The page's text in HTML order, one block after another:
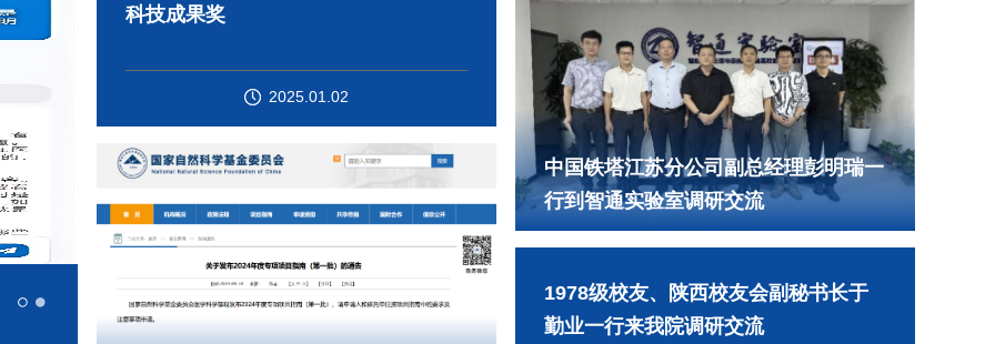
科技成果奖
2025.01.02
中国铁塔江苏分公司副总经理彭明瑞一
行到智通实验室调研交流
中国铁塔江苏分公司副总经理彭明瑞一
行到智通实验室调研交流
1978级校友、陕西校友会副秘书长于
勤业一行来我院调研交流